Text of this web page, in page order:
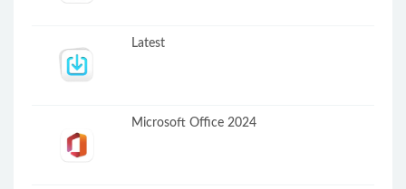
Latest
Microsoft Office 2024